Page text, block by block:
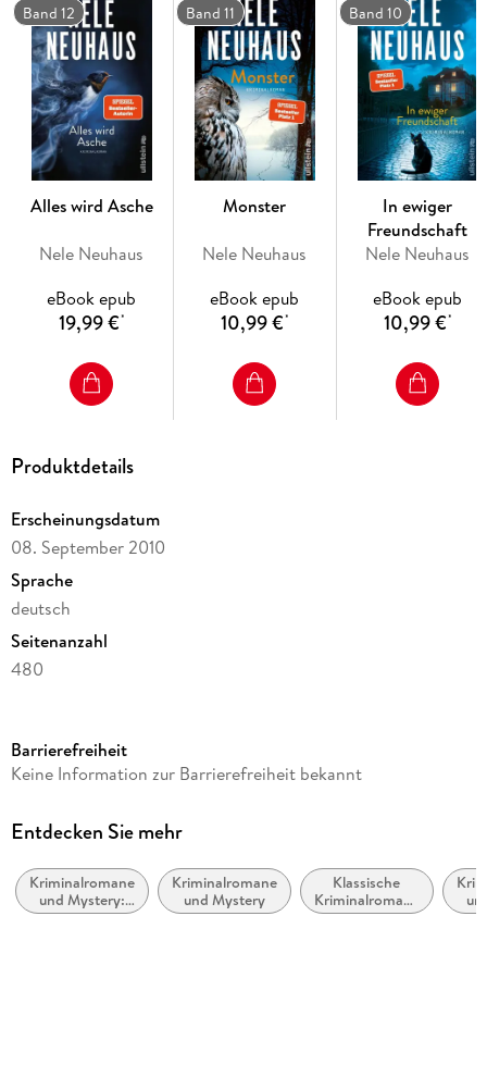
Die Ermittlungen führen Hauptkommissar Oliver von
Bodenstein und seine Kollegin Pia Kirchhoff weit in die
Vergangenheit: nach Ostpreußen im Januar 1945 . . .
»Ein spannender Krimi aus dem Taunus, der sich mit
unerwünschten Vergangenheiten und totgeschwiegenen
Familiengeheimnissen beschäftigt. « Hallo-buch. de
*** Absolute Suchtgefahr und ein Muss für alle Krimi-Fans:
fesselnd, brutal und unberechenbar! ***
Band 12
Alles wird Asche
Nele Neuhaus
eBook epub
19,99 €*
Band 11
Monster
Nele Neuhaus
eBook epub
10,99 €*
Band 10
In ewiger
Freundschaft
Nele Neuhaus
eBook epub
10,99 €*
Produktdetails
Erscheinungsdatum
08. September 2010
Sprache
deutsch
Seitenanzahl
480
Reihe
Autor/Autorin
Verlag/Hersteller
Ullstein Ebooks
Barrierefreiheit
Keine Information zur Barrierefreiheit bekannt
Entdecken Sie mehr
Kriminalromane
und Mystery:
Polizeiarbeit &
Kriminalromane
und Mystery
Klassische
Kriminalromane
und Mystery